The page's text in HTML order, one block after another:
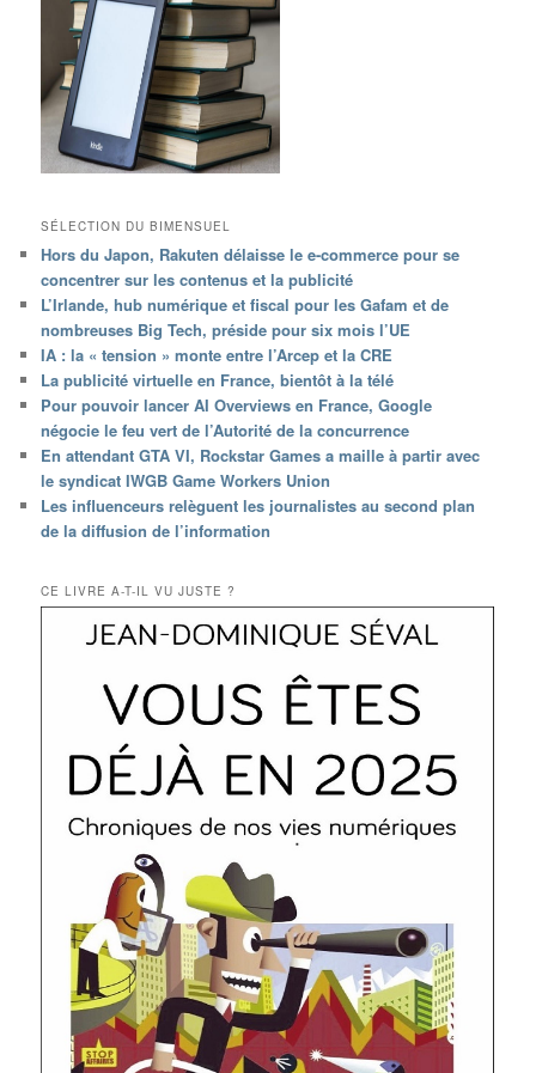
SÉLECTION DU BIMENSUEL
Hors du Japon, Rakuten délaisse le e-commerce pour se
concentrer sur les contenus et la publicité
L’Irlande, hub numérique et fiscal pour les Gafam et de
nombreuses Big Tech, préside pour six mois l’UE
IA : la « tension » monte entre l’Arcep et la CRE
La publicité virtuelle en France, bientôt à la télé
Pour pouvoir lancer AI Overviews en France, Google
négocie le feu vert de l’Autorité de la concurrence
En attendant GTA VI, Rockstar Games a maille à partir avec
le syndicat IWGB Game Workers Union
Les influenceurs relèguent les journalistes au second plan
de la diffusion de l’information
CE LIVRE A-T-IL VU JUSTE ?